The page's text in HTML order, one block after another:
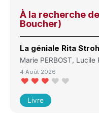
À la recherche
Boucher)
La géniale Rita
Marie PERBOST, Lucile
4 Août 2026
Livre